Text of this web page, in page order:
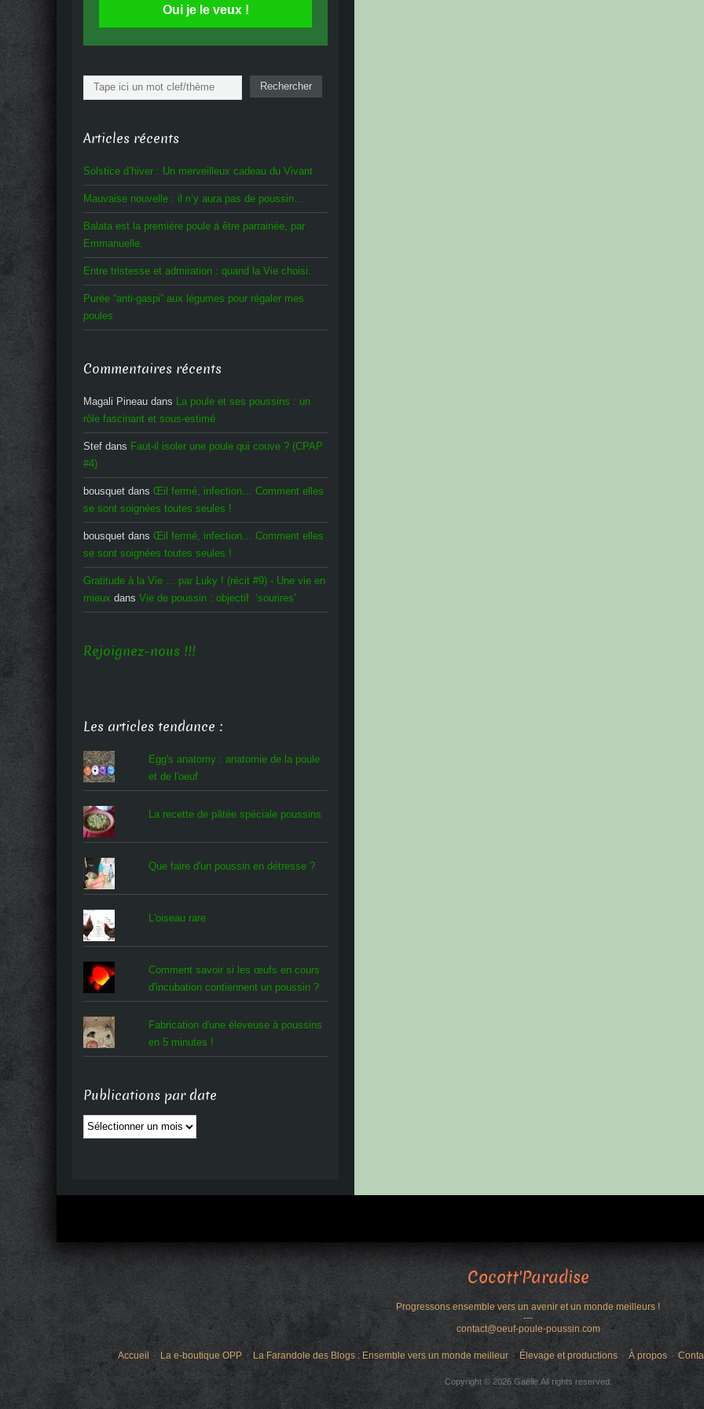
Oui je le veux !
Rechercher Rechercher
Articles récents
Solstice d’hiver : Un merveilleux cadeau du Vivant
Mauvaise nouvelle : il n’y aura pas de poussin…
Balata est la première poule à être parrainée, par
Emmanuelle.
Entre tristesse et admiration : quand la Vie choisi.
Purée “anti-gaspi” aux légumes pour régaler mes
poules
Commentaires récents
Magali Pineau dans La poule et ses poussins : un
rôle fascinant et sous-estimé
Stef dans Faut-il isoler une poule qui couve ? (CPAP
#4)
bousquet dans Œil fermé, infection… Comment elles
se sont soignées toutes seules !
bousquet dans Œil fermé, infection… Comment elles
se sont soignées toutes seules !
Gratitude à la Vie ... par Luky ! (récit #9) - Une vie en
mieux dans Vie de poussin : objectif ‘sourires’
Rejoignez-nous !!!
Les articles tendance :
Egg's anatomy : anatomie de la poule
et de l'oeuf
La recette de pâtée spéciale poussins
Que faire d'un poussin en détresse ?
L'oiseau rare
Comment savoir si les œufs en cours
d'incubation contiennent un poussin ?
Fabrication d'une éleveuse à poussins
en 5 minutes !
Publications par date
Publications
par
Cocott'Paradise
Progressons ensemble vers un avenir et un monde meilleurs !
---
contact@oeuf-poule-poussin.com
Accueil La e-boutique OPP La Farandole des Blogs : Ensemble vers un monde meilleur Élevage et productions À propos
Copyright © 2026 Gaëlle.All rights reserved.